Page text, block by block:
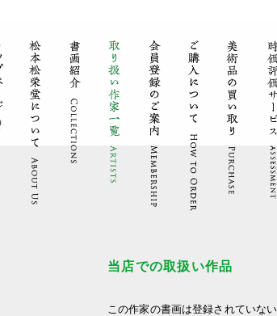
当店での取扱い作品
この作家の書画は登録されていな